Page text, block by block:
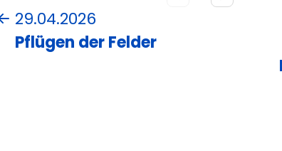
29.04.2026
Pflügen der Felder